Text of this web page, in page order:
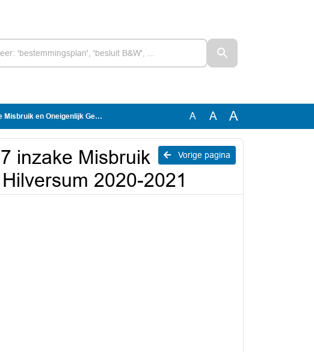
Gebruik Tozo Hilversum 2020-2021 A A A
Vorige pagina
inzake Misbruik
2020-2021